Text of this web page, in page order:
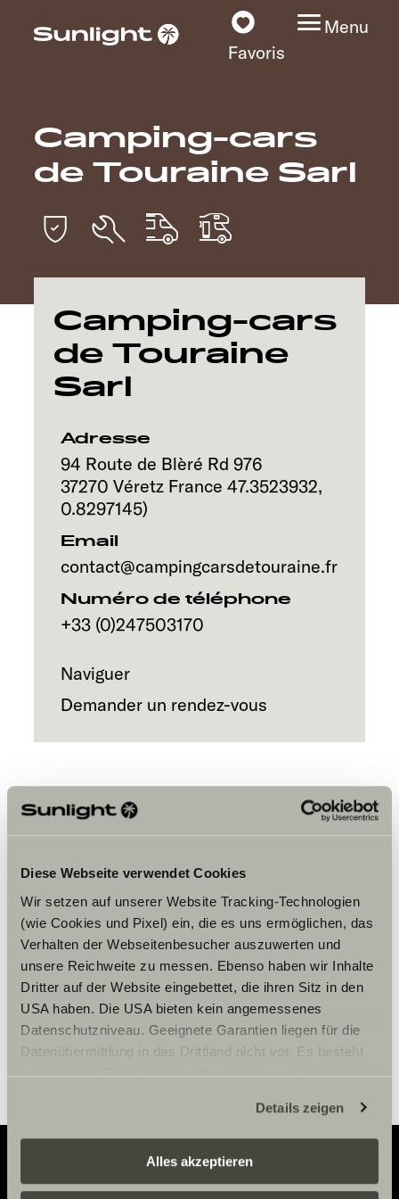
Diese Webseite verwendet Cookies
Wir setzen auf unserer Website Tracking-Technologien
(wie Cookies und Pixel) ein, die es uns ermöglichen, das
Verhalten der Webseitenbesucher auszuwerten und
unsere Reichweite zu messen. Ebenso haben wir Inhalte
Dritter auf der Website eingebettet, die ihren Sitz in den
USA haben. Die USA bieten kein angemessenes
Datenschutzniveau. Geeignete Garantien liegen für die
Datenübermittlung in das Drittland nicht vor. Es besteht
ein erhöhtes Risiko für Betroffene, da diesen
zustehen. Eingesetzte Dienstleister können Daten für
eigene Zwecke verarbeiten und mit anderen Daten
zusammenführen. Weitere Informationen finden Sie hier:
Datenschutzerklärung
Details zeigen
Alles akzeptieren
Favoris
Menu
Nos modèles
Recherchez votre
Nos concessionnaires
Découvrir
Camping-cars
de Touraine Sarl
Camping-cars
de Touraine
Sarl
Adresse
94 Route de Blèré Rd 976
37270 Véretz France 47.3523932,
0.8297145)
Email
contact@campingcarsdetouraine.fr
Numéro de téléphone
+33 (0)247503170
Naviguer
Demander un rendez-vous
Veuillez accepter les cookies pour
afficher le contenu.
Paramètre des cookies